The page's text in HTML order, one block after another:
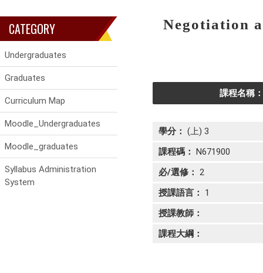
CATEGORY
Undergraduates
Graduates
Curriculum Map
Moodle_Undergraduates
Moodle_graduates
Syllabus Administration
System
Negotiation
課程名稱
學分： (上) 3
課程碼： N671900
必/選修： 2
授課語言：
1
授課教師：
課程大綱：